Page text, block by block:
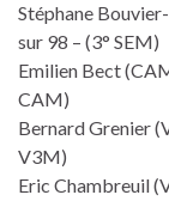
Stéphane
sur 98 – (3° SEM)
Emilien Bect
CAM)
Bernard Grenier
V3M)
Eric Chambreuil